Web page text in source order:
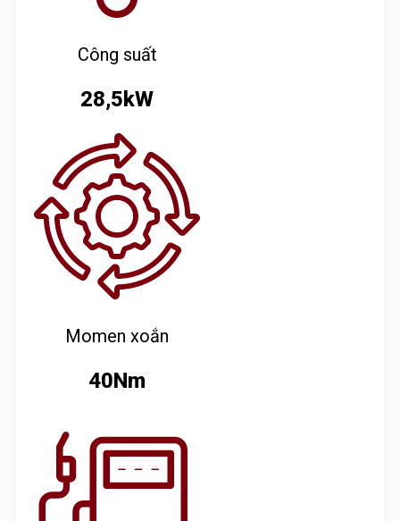
Công suất
28,5kW
Momen xoắn
40Nm